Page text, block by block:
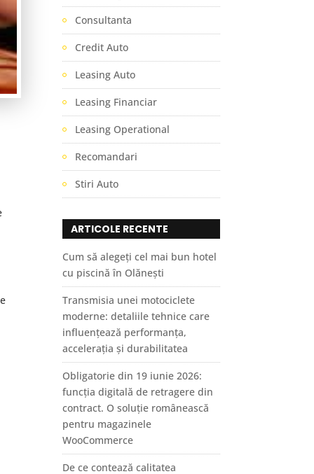
Consultanta
Credit Auto
Leasing Auto
Leasing Financiar
Leasing Operational
Recomandari
Stiri Auto
ARTICOLE RECENTE
Cum să alegeți cel mai bun hotel
cu piscină în Olănești
Transmisia unei motociclete
moderne: detaliile tehnice care
influențează performanța,
accelerația și durabilitatea
Obligatorie din 19 iunie 2026:
funcția digitală de retragere din
contract. O soluție românească
pentru magazinele
WooCommerce
De ce contează calitatea